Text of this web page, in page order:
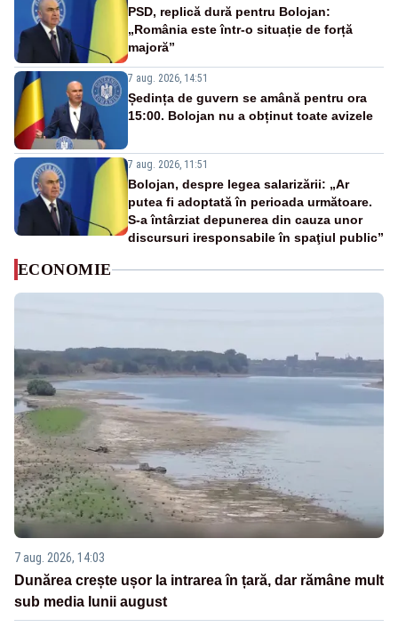
PSD, replică dură pentru Bolojan:
„România este într-o situație de forță
majoră”
7 aug. 2026, 14:51
Ședința de guvern se amână pentru ora
15:00. Bolojan nu a obținut toate avizele
7 aug. 2026, 11:51
Bolojan, despre legea salarizării: „Ar
putea fi adoptată în perioada următoare.
S-a întârziat depunerea din cauza unor
discursuri iresponsabile în spaţiul public”
ECONOMIE
7 aug. 2026, 14:03
Dunărea crește ușor la intrarea în țară, dar rămâne mult
sub media lunii august